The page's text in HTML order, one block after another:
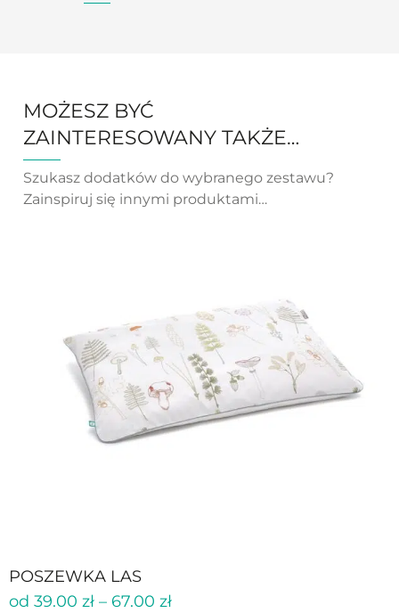
MOŻESZ BYĆ
ZAINTERESOWANY TAKŻE…
Szukasz dodatków do wybranego zestawu?
Zainspiruj się innymi produktami…
POSZEWKA LAS
od 39.00 zł – 67.00 zł